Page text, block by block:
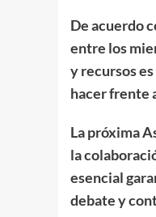
De acuerdo
entre los
y recursos
hacer frente
La próxima
la
esencial
debate y